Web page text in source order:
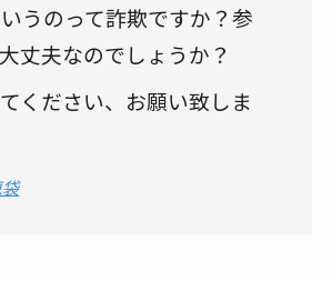
うのって詐欺ですか？参
丈夫なのでしょうか？
ください、お願い致しま